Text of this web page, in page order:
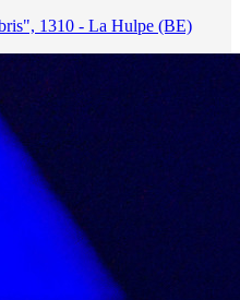
1310 - La Hulpe (BE)